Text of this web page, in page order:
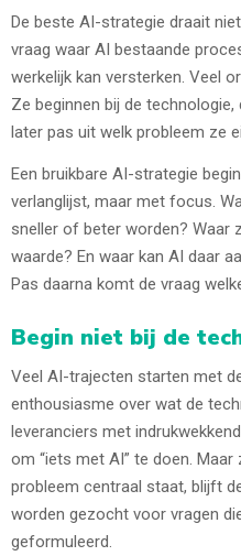
De beste AI-strategie draait
vraag waar AI bestaande
werkelijk kan versterken. Veel
Ze beginnen bij de
later pas uit welk probleem ze
Een bruikbare AI-strategie
verlanglijst, maar met focus.
sneller of beter worden?
waarde? En waar kan AI daar
Pas daarna komt de vraag
Begin niet bij de
Veel AI-trajecten starten met
enthousiasme over wat de
leveranciers met
om “iets met AI” te doen.
probleem centraal staat, blijft
worden gezocht voor vragen
geformuleerd.